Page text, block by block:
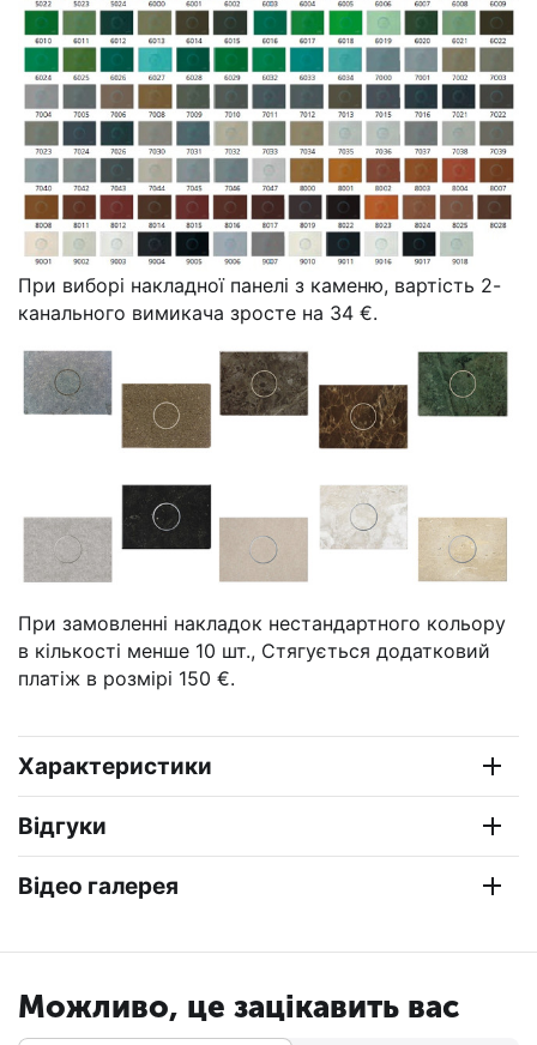
При виборі накладної панелі з каменю, вартість 2-
канального вимикача зросте на 34 €.
При замовленні накладок нестандартного кольору
в кількості менше 10 шт., Стягується додатковий
платіж в розмірі 150 €.
Характеристики
Відгуки
Відео галерея
Можливо, це зацікавить вас